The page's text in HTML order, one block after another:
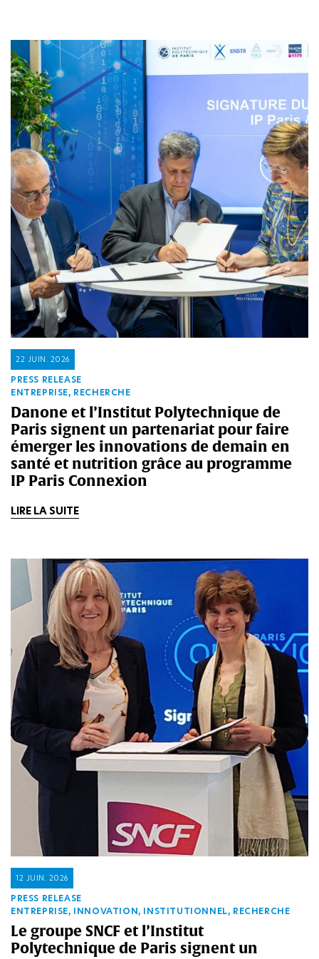
PRESS RELEASE
ENTREPRISE, RECHERCHE
22 JUIN. 2026
Danone et l’Institut Polytechnique de
Paris signent un partenariat pour faire
émerger les innovations de demain en
santé et nutrition grâce au programme
IP Paris Connexion
LIRE LA SUITE
PRESS RELEASE
ENTREPRISE, INNOVATION, INSTITUTIONNEL, RECHERCHE
12 JUIN. 2026
Le groupe SNCF et l’Institut
Polytechnique de Paris signent un